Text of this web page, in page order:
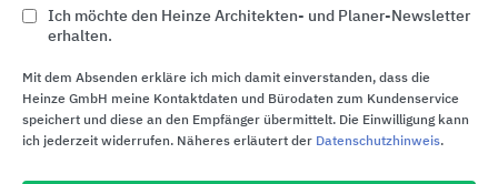
KRASO
Ich möchte den Heinze Architekten- und Planer-Newsletter
erhalten.
Mit dem Absenden erkläre ich mich damit einverstanden, dass die
Heinze GmbH meine Kontaktdaten und Bürodaten zum Kundenservice
speichert und diese an den Empfänger übermittelt. Die Einwilligung kann
ich jederzeit widerrufen. Näheres erläutert der Datenschutzhinweis.